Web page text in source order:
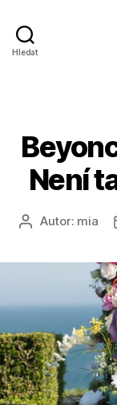
Hledat
Není
AutorAutor: mia